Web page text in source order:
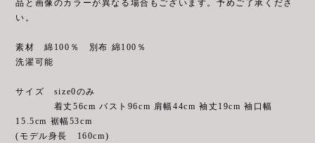
品と画像のカラーが異なる場合もございます。予めご了承くださ
い。
素材 綿100％ 別布 綿100％
洗濯可能
サイズ size0のみ
着丈56cm バスト96cm 肩幅44cm 袖丈19cm 袖口幅
15.5cm 裾幅53cm
(モデル身長 160cm)